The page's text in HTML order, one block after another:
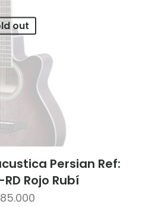
out
Persian Ref:
Rojo Rubí